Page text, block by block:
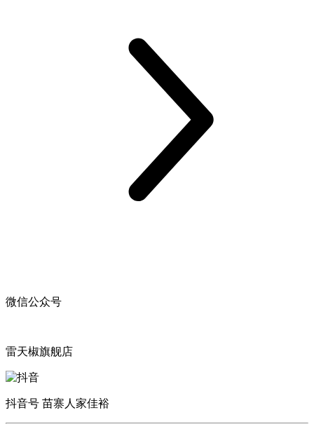
微信公众号
雷天椒旗舰店
抖音号 苗寨人家佳裕